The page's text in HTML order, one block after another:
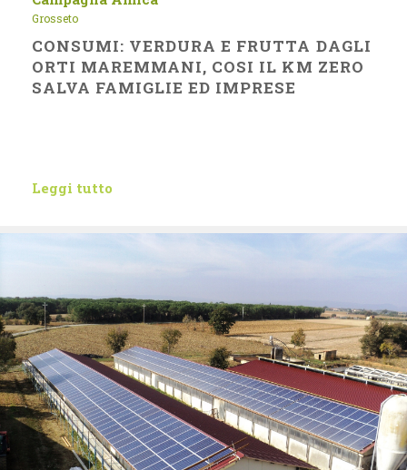
Grosseto
CONSUMI: VERDURA E FRUTTA DAGLI
ORTI MAREMMANI, COSI IL KM ZERO
SALVA FAMIGLIE ED IMPRESE
Leggi tutto